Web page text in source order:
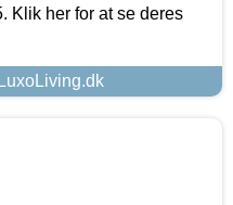
Klik her for at se deres